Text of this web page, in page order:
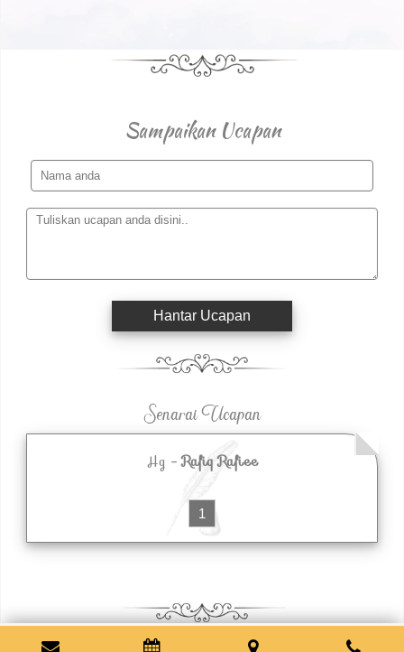
Sampaikan Ucapan
Hantar Ucapan
Senarai Ucapan
Hg -Rafiq Rafiee
1